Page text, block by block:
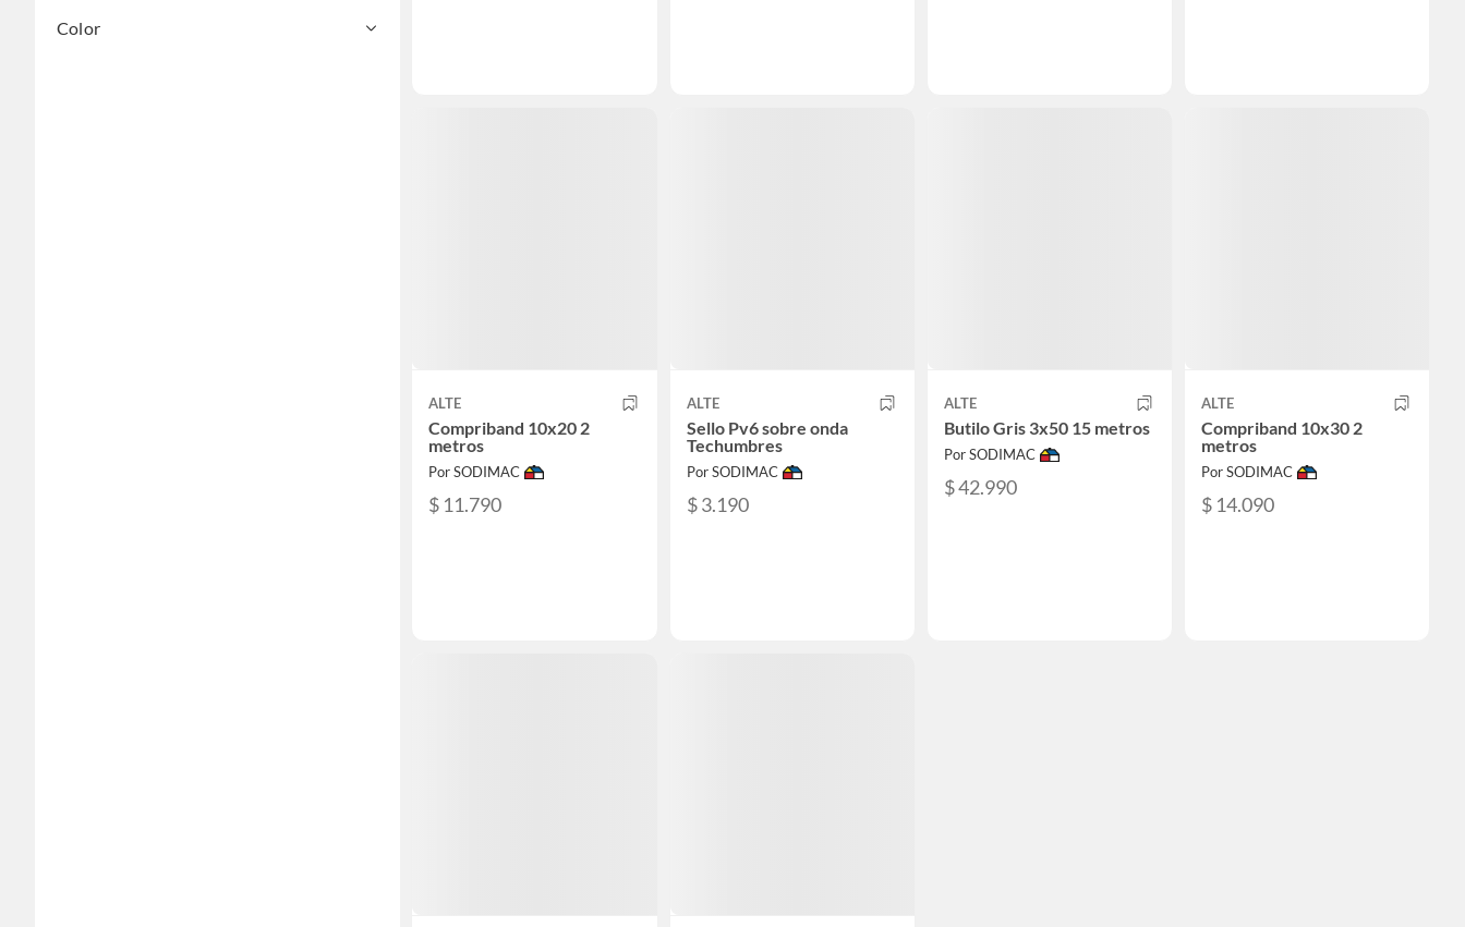
Color
ALTE
Compriband 10x20 2
metros
Por SODIMAC
$ 11.790
ALTE
Sello Pv6 sobre onda
Techumbres
Por SODIMAC
$ 3.190
ALTE
Butilo Gris 3x50 15 metros
Por SODIMAC
$ 42.990
ALTE
Compriband 10x30 2
metros
Por SODIMAC
$ 14.090